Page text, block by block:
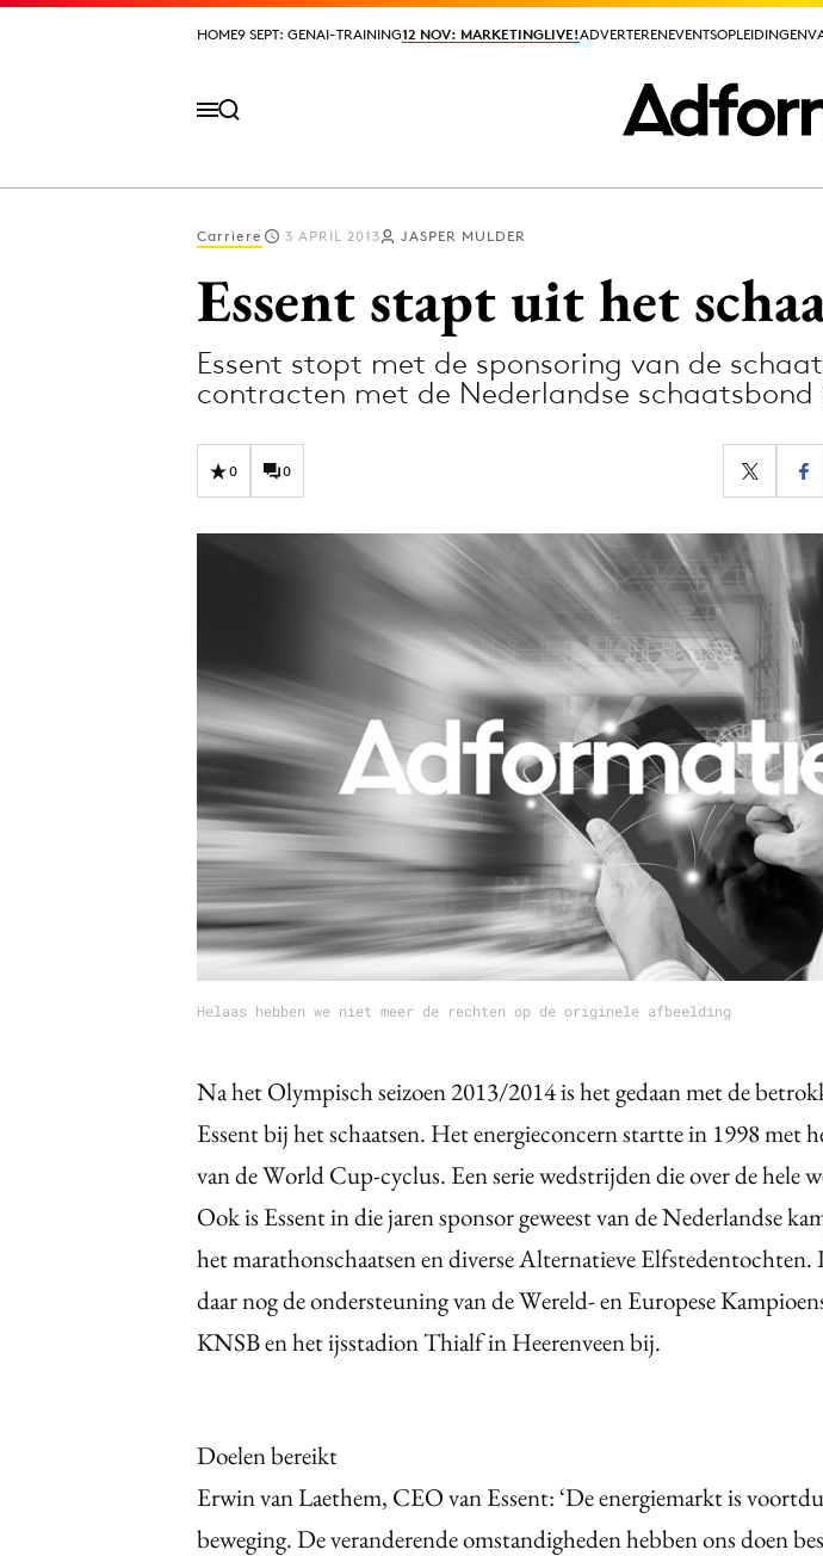
HOME9 SEPT: GENAI-TRAINING12 NOV: MARKETINGLIVE!ADVERTERENEVENTSOPLEIDINGEN
HOME9 SEPT: GENAI-TRAINING12 NOV: MARKETINGLIVE!ADVERTERENEVENTSOPLEIDINGEN
Effectiviteit
Gedragsverandering
Influencer marketing
Interne communicatie
Martech
Carriere 3 APRIL 2013 JASPER MULDER
Essent stapt uit het
Essent stopt met de sponsoring van de
contracten met de Nederlandse schaatsbond
0 0
Helaas hebben we niet meer de rechten op de originele afbeelding
Na het Olympisch seizoen 2013/2014 is het gedaan met de
Essent bij het schaatsen. Het energieconcern startte in 1998 met
van de World Cup-cyclus. Een serie wedstrijden die over de hele
Ook is Essent in die jaren sponsor geweest van de Nederlandse
het marathonschaatsen en diverse Alternatieve Elfstedentochten.
daar nog de ondersteuning van de Wereld- en Europese
KNSB en het ijsstadion Thialf in Heerenveen bij.
Doelen bereikt
Erwin van Laethem, CEO van Essent: ‘De energiemarkt is
beweging. De veranderende omstandigheden hebben ons doen